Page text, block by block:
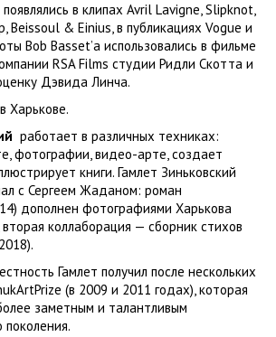
в клипах Avril Lavigne, Slipknot,
Beissoul & Einius, в публикациях Vogue и
Bob Basset’а использовались в фильме
RSA Films студии Ридли Скотта и
Дэвида Линча.
Харькове.
работает в различных техниках:
фотографии, видео-арте, создает
книги. Гамлет Зиньковский
с Сергеем Жаданом: роман
дополнен фотографиями Харькова
вторая коллаборация — сборник стихов
Гамлет получил после нескольких
(в 2009 и 2011 годах), которая
заметным и талантливым